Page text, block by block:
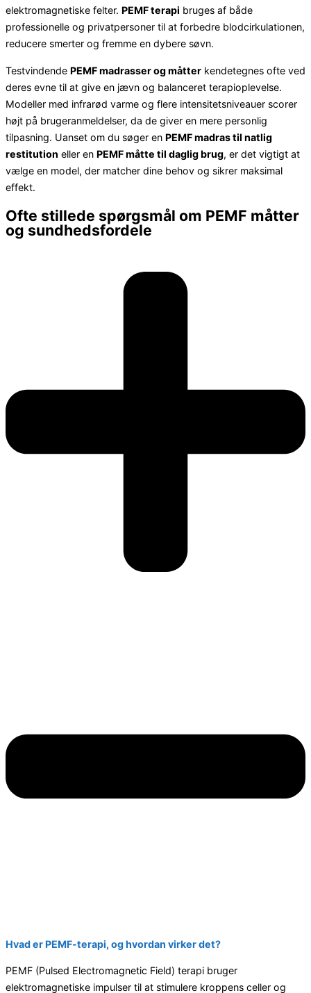
elektromagnetiske felter. PEMF terapi bruges af både
professionelle og privatpersoner til at forbedre blodcirkulationen,
reducere smerter og fremme en dybere søvn.
Testvindende PEMF madrasser og måtter kendetegnes ofte ved
deres evne til at give en jævn og balanceret terapioplevelse.
Modeller med infrarød varme og flere intensitetsniveauer scorer
højt på brugeranmeldelser, da de giver en mere personlig
tilpasning. Uanset om du søger en PEMF madras til natlig
restitution eller en PEMF måtte til daglig brug, er det vigtigt at
vælge en model, der matcher dine behov og sikrer maksimal
effekt.
Ofte stillede spørgsmål om PEMF måtter
og sundhedsfordele
Hvad er PEMF-terapi, og hvordan virker det?
PEMF (Pulsed Electromagnetic Field) terapi bruger
elektromagnetiske impulser til at stimulere kroppens celler og